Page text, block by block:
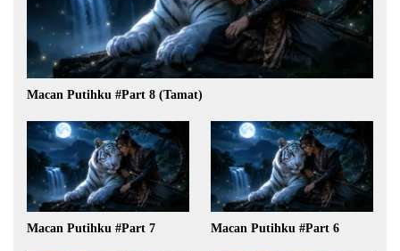
Macan Putihku #Part 8 (Tamat)
Macan Putihku #Part 7 Macan Putihku #Part 6